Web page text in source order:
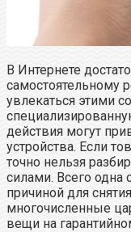
В Интернете
самостоятельному
увлекаться этими
действия могут
устройства. Если
точно нельзя
силами. Всего одна
причиной для
многочисленные
вещи на